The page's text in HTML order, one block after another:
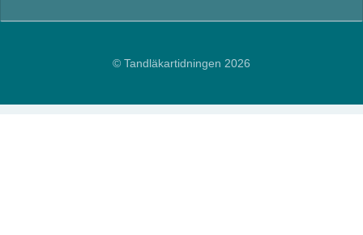
© Tandläkartidningen 2026